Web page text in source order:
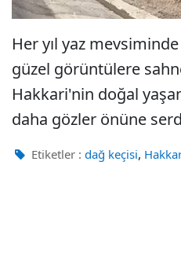
Her yıl yaz
güzel görüntülere
Hakkari'nin doğal
daha gözler önüne
Etiketler : dağ keçisi,